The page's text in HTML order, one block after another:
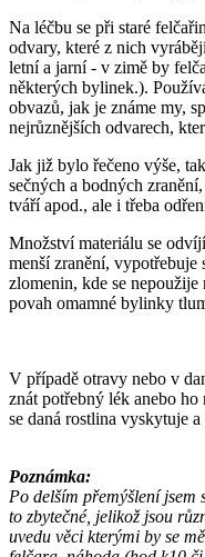
Na léčbu se při staré
odvary, které z nich
letní a jarní - v zimě by
některých bylinek.).
obvazů, jak je známe my,
nejrůznějších odvarech,
Jak již bylo řečeno výše,
sečných a bodných
tváří apod., ale i třeba
Množství materiálu se
menší zranění,
zlomenin, kde se nepoužije
povah omamné bylinky
V případě otravy nebo v
znát potřebný lék anebo
se daná rostlina vyskytuje
Poznámka:
Po delším přemýšlení jsem
to zbytečné, jelikož jsou
uvedu věci kterými by se